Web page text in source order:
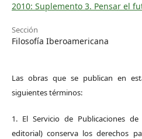
2010: Suplemento 3. Pensar el
Sección
Filosofía Iberoamericana
Las obras que se publican en
siguientes términos:
1. El Servicio de Publicaciones
editorial) conserva los derechos